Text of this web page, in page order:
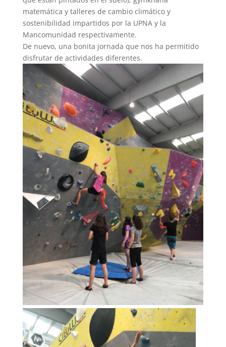
matemática y talleres de cambio climático y
sostenibilidad impartidos por la UPNA y la
Mancomunidad respectivamente.
De nuevo, una bonita jornada que nos ha permitido
disfrutar de actividades diferentes.